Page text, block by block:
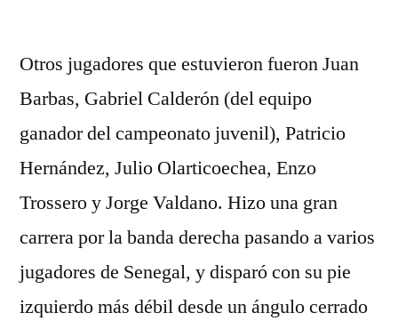
Otros jugadores que estuvieron fueron Juan
Barbas, Gabriel Calderón (del equipo
ganador del campeonato juvenil), Patricio
Hernández, Julio Olarticoechea, Enzo
Trossero y Jorge Valdano. Hizo una gran
carrera por la banda derecha pasando a varios
jugadores de Senegal, y disparó con su pie
izquierdo más débil desde un ángulo cerrado